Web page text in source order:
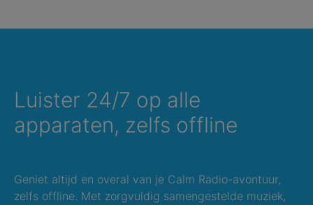
Luister 24/7 op alle
apparaten, zelfs offline
Geniet altijd en overal van je Calm Radio-avontuur,
zelfs offline. Met zorgvuldig samengestelde muziek,